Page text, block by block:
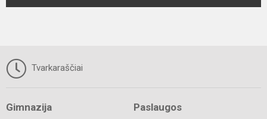
Tvarkaraščiai
Gimnazija Paslaugos